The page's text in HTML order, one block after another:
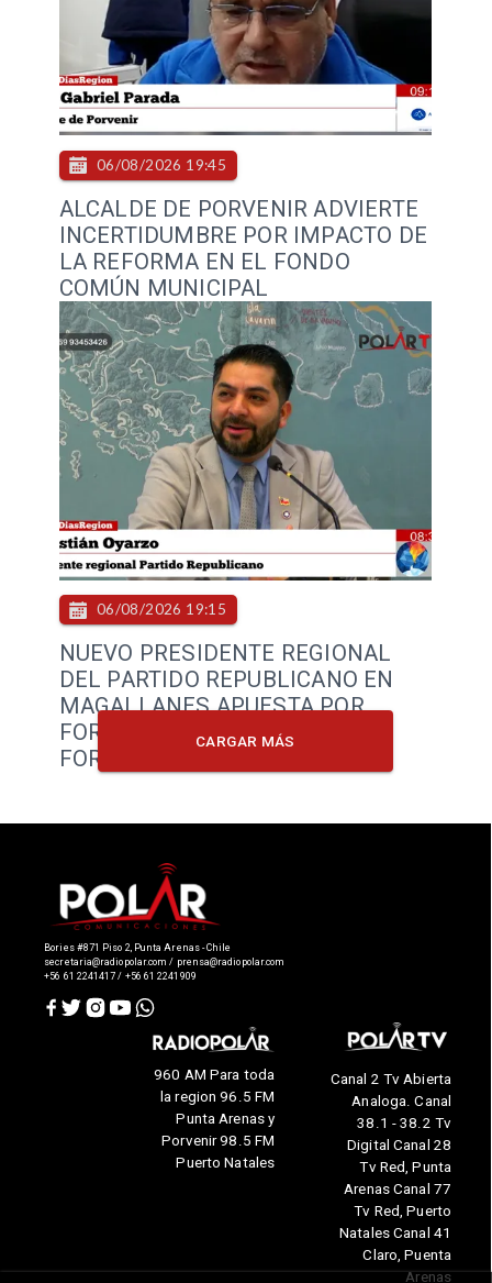
ALCALDE DE PORVENIR ADVIERTE
INCERTIDUMBRE POR IMPACTO DE
LA REFORMA EN EL FONDO
COMÚN MUNICIPAL
06/08/2026 19:45
NUEVO PRESIDENTE REGIONAL
DEL PARTIDO REPUBLICANO EN
MAGALLANES APUESTA POR
FORTALECER LA MILITANCIA Y
FORMAR NUEVOS LIDERAZGOS
06/08/2026 19:15
CARGAR MÁS
Bories #871 Piso 2, Punta Arenas - Chile
secretaria@radiopolar.com / prensa@radiopolar.com
+56 61 2241417 / +56 61 2241909
960 AM Para toda
la region 96.5 FM
Punta Arenas y
Porvenir 98.5 FM
Puerto Natales
Canal 2 Tv Abierta
Analoga. Canal
38.1 - 38.2 Tv
Digital Canal 28
Tv Red, Punta
Arenas Canal 77
Tv Red, Puerto
Natales Canal 41
Claro, Puenta
Arenas